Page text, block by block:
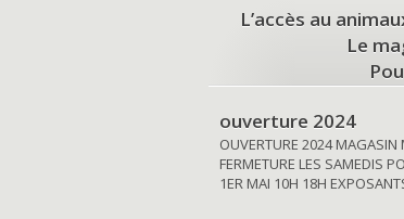
L’accès au
Le
ouverture 2024
OUVERTURE 2024
FERMETURE LES SAMEDIS
1ER MAI 10H 18H